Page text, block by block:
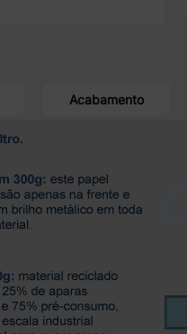
Acabamento